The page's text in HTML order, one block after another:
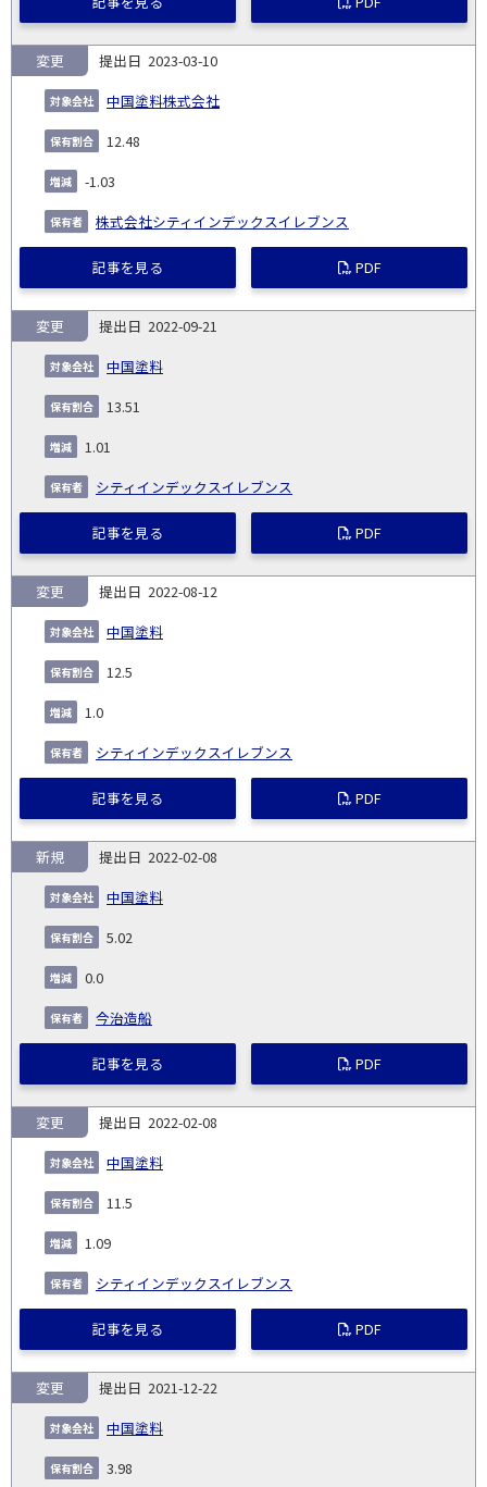
2023-03-10
中国塗料株式会社
変更
12.48
-1.03
株式会社シティインデックスイレブンス
記事を見る PDF
2022-09-21
中国塗料
変更
13.51
1.01
シティインデックスイレブンス
記事を見る PDF
2022-08-12
中国塗料
変更
12.5
1.0
シティインデックスイレブンス
記事を見る PDF
2022-02-08
中国塗料
新規
5.02
0.0
今治造船
記事を見る PDF
2022-02-08
中国塗料
変更
11.5
1.09
シティインデックスイレブンス
記事を見る PDF
2021-12-22
中国塗料
変更
3.98